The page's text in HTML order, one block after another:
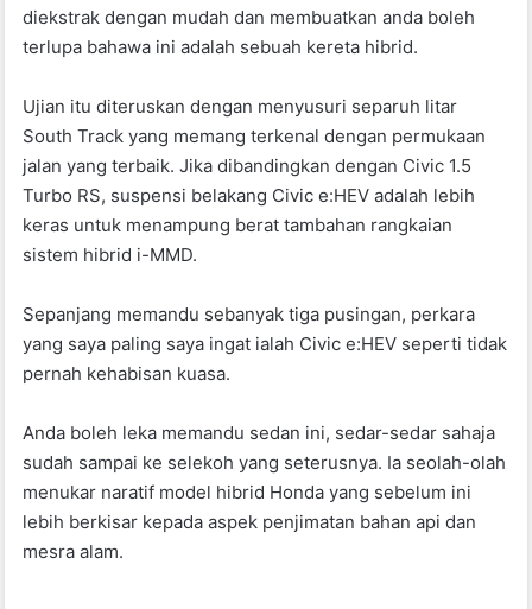
diekstrak dengan mudah dan membuatkan anda boleh
terlupa bahawa ini adalah sebuah kereta hibrid.
Ujian itu diteruskan dengan menyusuri separuh litar
South Track yang memang terkenal dengan permukaan
jalan yang terbaik. Jika dibandingkan dengan Civic 1.5
Turbo RS, suspensi belakang Civic e:HEV adalah lebih
keras untuk menampung berat tambahan rangkaian
sistem hibrid i-MMD.
Sepanjang memandu sebanyak tiga pusingan, perkara
yang saya paling saya ingat ialah Civic e:HEV seperti tidak
pernah kehabisan kuasa.
Anda boleh leka memandu sedan ini, sedar-sedar sahaja
sudah sampai ke selekoh yang seterusnya. Ia seolah-olah
menukar naratif model hibrid Honda yang sebelum ini
lebih berkisar kepada aspek penjimatan bahan api dan
mesra alam.